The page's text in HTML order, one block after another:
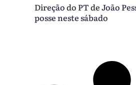
Direção do PT de João
posse neste sábado